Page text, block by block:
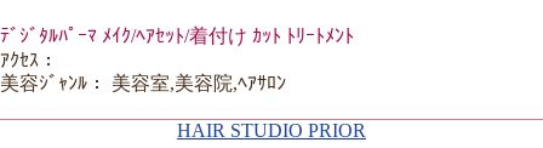
ﾃﾞｼﾞﾀﾙﾊﾟｰﾏ ﾒｲｸ/ﾍｱｾｯﾄ/着付け ｶｯﾄ ﾄﾘｰﾄﾒﾝﾄ
ｱｸｾｽ：
美容ｼﾞｬﾝﾙ： 美容室,美容院,ﾍｱｻﾛﾝ
HAIR STUDIO PRIOR